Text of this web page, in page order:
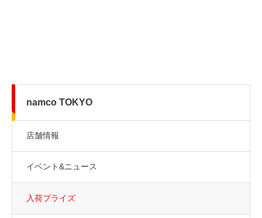
namco TOKYO
店舗情報
イベント&ニュース
入荷プライズ